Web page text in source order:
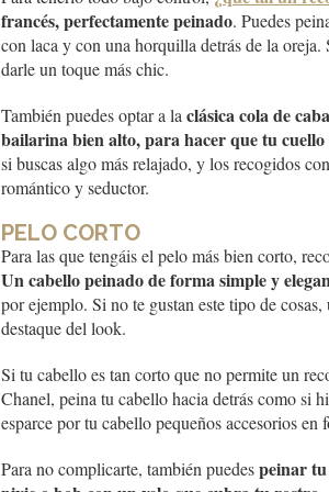
francés, perfectamente peinado. Puedes
con laca y con una horquilla detrás de la oreja.
darle un toque más chic.
También puedes optar a la clásica cola de
bailarina bien alto, para hacer que tu cuello
si buscas algo más relajado, y los recogidos
romántico y seductor.
PELO CORTO
Para las que tengáis el pelo más bien corto,
Un cabello peinado de forma simple y
por ejemplo. Si no te gustan este tipo de
destaque del look.
Si tu cabello es tan corto que no permite un
Chanel, peina tu cabello hacia detrás como si
esparce por tu cabello pequeños accesorios
Para no complicarte, también puedespeinar